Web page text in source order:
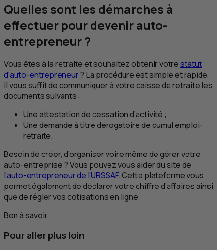
Quelles sont les démarches à
effectuer pour devenir auto-
entrepreneur ?
Vous êtes à la retraite et souhaitez obtenir votrestatut
d’auto-entrepreneur? La procédure est simple et rapide,
il vous suffit de communiquer à votre caisse de retraite les
documents suivants :
Une attestation de cessation d’activité ;
Une demande à titre dérogatoire de cumul emploi-
retraite.
Besoin de créer, d’organiser voire même de gérer votre
auto-entreprise ? Vous pouvez vous aider du site de
l’auto-entrepreneur de l’URSSAF. Cette plateforme vous
permet également de déclarer votre chiffre d’affaires ainsi
que de régler vos cotisations en ligne.
Bon à savoir
Pour aller plus loin